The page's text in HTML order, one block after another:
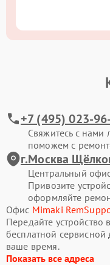
+7 (495) 023-
Свяжитесь с
поможем с
г.Москва
Центральный
Привозите
оформляйте
Офис Mimaki
Передайте устройство
бесплатной
ваше время.
Показать все адреса